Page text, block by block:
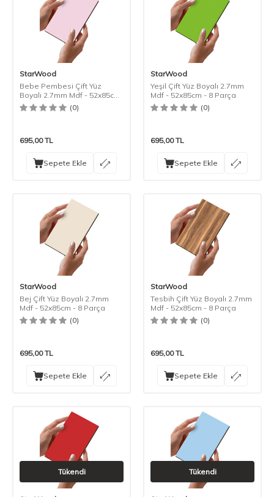
StarWood
Bebe Pembesi Çift Yüz
Boyalı 2.7mm Mdf - 52x85cm
- 8 Parça
(0)
695,00TL
Sepete Ekle
StarWood
Yeşil Çift Yüz Boyalı 2.7mm
Mdf - 52x85cm - 8 Parça
(0)
695,00TL
Sepete Ekle
StarWood
Bej Çift Yüz Boyalı 2.7mm
Mdf - 52x85cm - 8 Parça
(0)
695,00TL
Sepete Ekle
StarWood
Tesbih Çift Yüz Boyalı 2.7mm
Mdf - 52x85cm - 8 Parça
(0)
695,00TL
Sepete Ekle
Tükendi Tükendi